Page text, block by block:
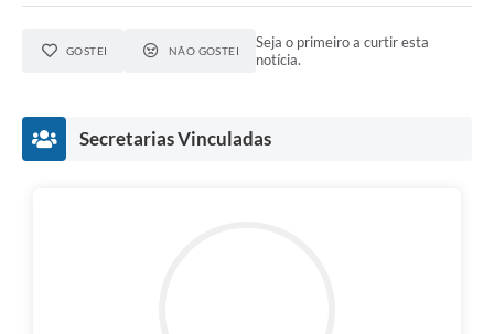
GOSTEI NÃO GOSTEI
Seja o primeiro a curtir esta
notícia.
Secretarias Vinculadas